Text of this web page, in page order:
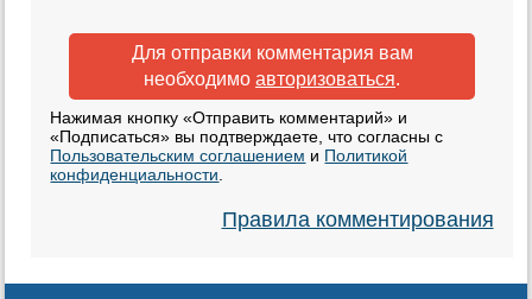
Для отправки комментария вам
необходимо авторизоваться.
Нажимая кнопку «Отправить комментарий» и
«Подписаться» вы подтверждаете, что согласны с
Пользовательским соглашением и Политикой
конфиденциальности
Правила комментирования